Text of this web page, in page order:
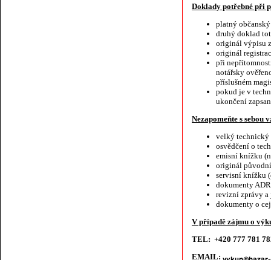
Doklady potřebné při
platný
druhý doklad
originál výpisu
originál
při
notářsky
příslušném
pokud je v
ukončení
Nezapomeňte s
velký technický
osvědčení o
emisní knížku
originál
servisní knížku
dokumenty
revizní zprávy a
dokumenty o
V případě zájmu o
TEL: +420 777 781
EMAIL: